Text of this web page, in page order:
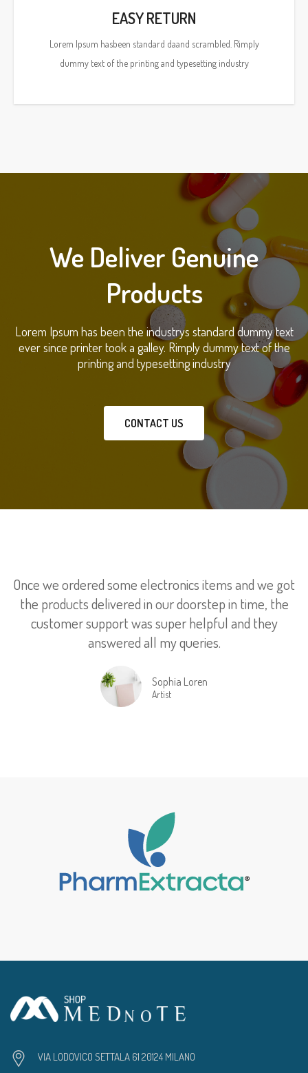
EASY RETURN
Lorem Ipsum hasbeen standard daand scrambled. Rimply
dummy text of the printing and typesetting industry
We Deliver Genuine
Products
Lorem Ipsum has been the industrys standard dummy text
ever since printer took a galley. Rimply dummy text of the
printing and typesetting industry
CONTACT US
Once we ordered some electronics items and we got
the products delivered in our doorstep in time, the
customer support was super helpful and they
answered all my queries.
Sophia Loren
Artist
VIA LODOVICO SETTALA 61 20124 MILANO